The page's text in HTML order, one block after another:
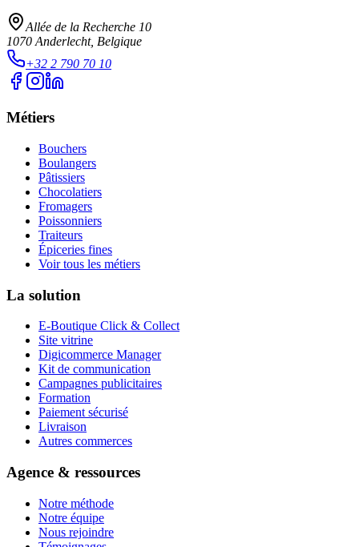
Allée de la Recherche 10
1070 Anderlecht, Belgique
+32 2 790 70 10
Métiers
Bouchers
Boulangers
Pâtissiers
Chocolatiers
Fromagers
Poissonniers
Traiteurs
Épiceries fines
Voir tous les métiers
La solution
E-Boutique Click & Collect
Site vitrine
Digicommerce Manager
Kit de communication
Campagnes publicitaires
Formation
Paiement sécurisé
Livraison
Autres commerces
Agence & ressources
Notre méthode
Notre équipe
Nous rejoindre